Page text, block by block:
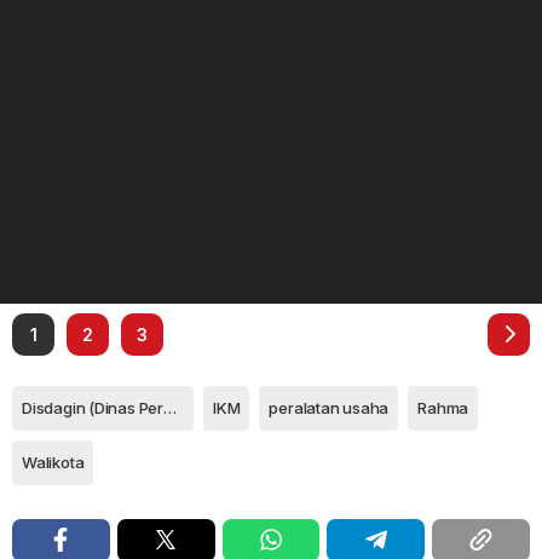
1 2 3
Disdagin (Dinas Perdagangan dan Perindustrian) IKM peralatan usaha Rahma
Walikota